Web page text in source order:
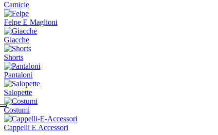
Camicie
Felpe E Maglioni
Giacche
Shorts
Pantaloni
Salopette
Costumi
Cappelli E Accessori